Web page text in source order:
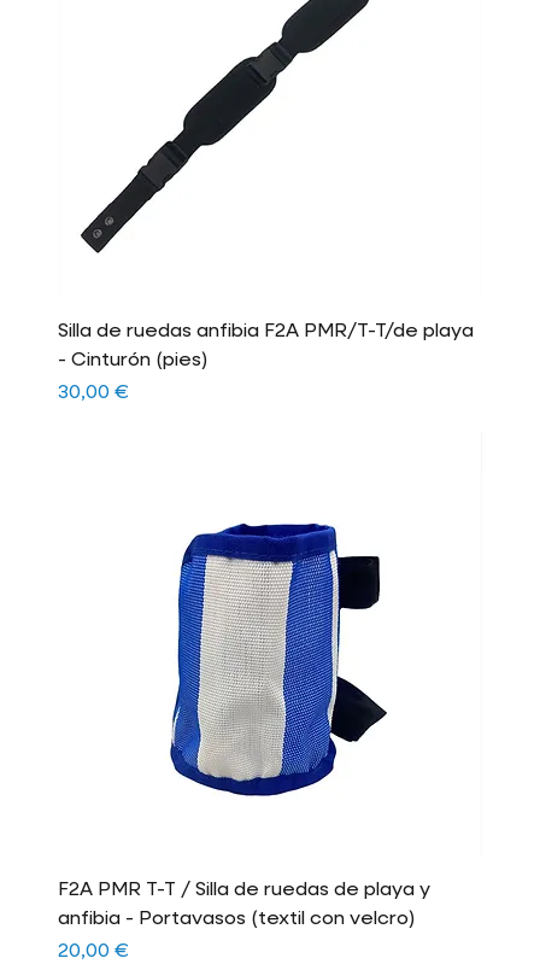
Silla de ruedas anfibia F2A PMR/T-T/de playa
- Cinturón (pies)
Precio
30,00 €
F2A PMR T-T / Silla de ruedas de playa y
anfibia - Portavasos (textil con velcro)
Precio
20,00 €